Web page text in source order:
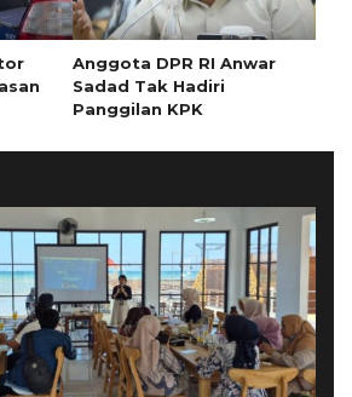
Anggota DPR RI Anwar
Sadad Tak Hadiri
Panggilan KPK